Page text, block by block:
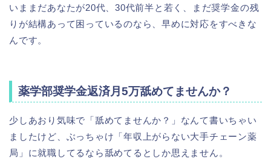
いままだあなたが20代、30代前半と若く、まだ奨学金の残
りが結構あって困っているのなら、早めに対応をすべきな
んです。
薬学部奨学金返済月5万舐めてませんか？
少しあおり気味で「舐めてませんか？」なんて書いちゃい
ましたけど、ぶっちゃけ「年収上がらない大手チェーン薬
局」に就職してるなら舐めてるとしか思えません。